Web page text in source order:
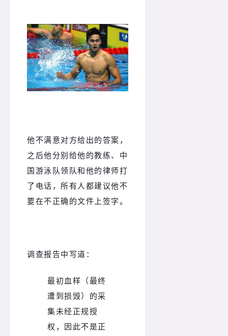
他不满意对方给出的答案，
之后他分别给他的教练、中
国游泳队领队和他的律师打
了电话，所有人都建议他不
要在不正确的文件上签字。
调查报告中写道：
最初血样（最终
遭到损毁）的采
集未经正规授
权，因此不是正